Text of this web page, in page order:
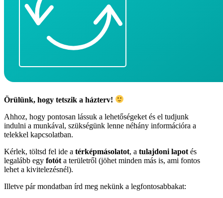
Örülünk, hogy tetszik a házterv!
Ahhoz, hogy pontosan lássuk a lehetőségeket és el tudjunk
indulni a munkával, szükségünk lenne néhány információra a
telekkel kapcsolatban.
Kérlek, töltsd fel ide a térképmásolatot, a tulajdoni lapot és
legalább egy fotót a területről (jöhet minden más is, ami fontos
lehet a kivitelezésnél).
Illetve pár mondatban írd meg nekünk a legfontosabbakat: